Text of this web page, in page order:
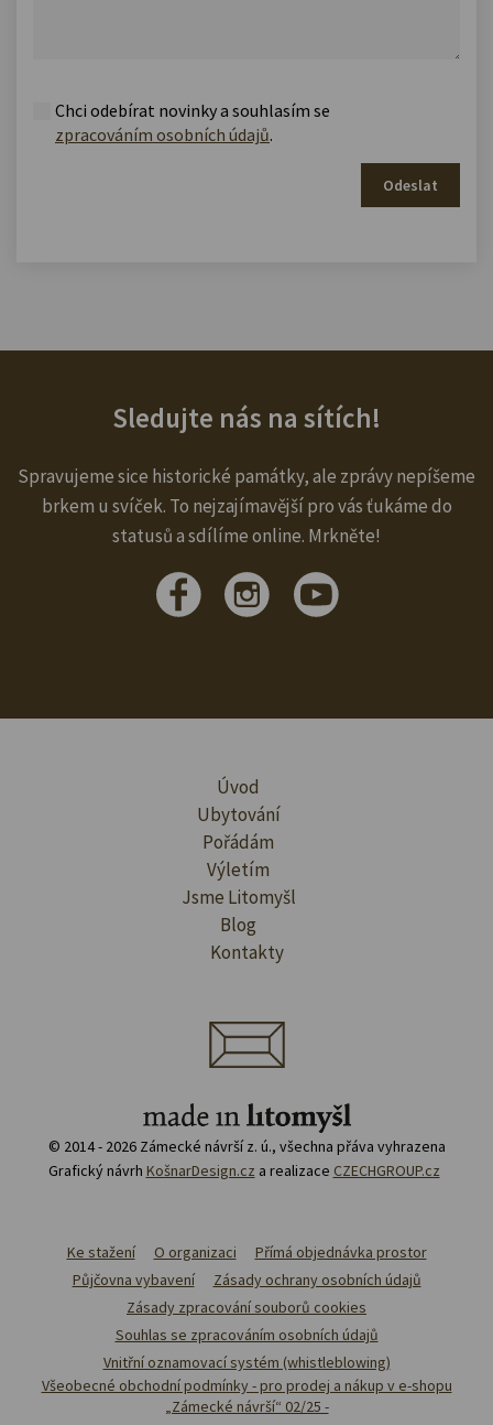
Chci odebírat novinky a souhlasím se
zpracováním osobních údajů.
Odeslat
Sledujte nás na sítích!
Spravujeme sice historické památky, ale zprávy nepíšeme
brkem u svíček. To nejzajímavější pro vás ťukáme do
statusů a sdílíme online. Mrkněte!
Úvod
Ubytování
Pořádám
Výletím
Jsme Litomyšl
Blog
Kontakty
© 2014 - 2026 Zámecké návrší z. ú., všechna přáva vyhrazena
Grafický návrh KošnarDesign.cz a realizace CZECHGROUP.cz
Ke stažení O organizaci
Přímá objednávka prostor
Půjčovna vybavení
Zásady ochrany osobních údajů
Zásady zpracování souborů cookies
Souhlas se zpracováním osobních údajů
Vnitřní oznamovací systém (whistleblowing)
Všeobecné obchodní podmínky - pro prodej a nákup v e-shopu
„Zámecké návrší“ 02/25 -